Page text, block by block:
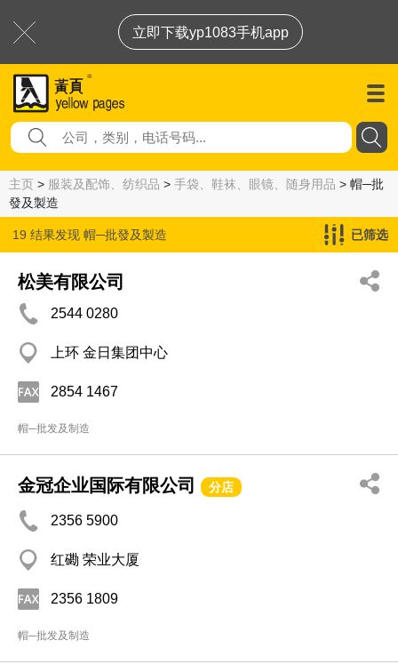
立即下载yp1083手机app
主页 > 服装及配饰、纺织品 > 手袋、鞋袜、眼镜、随身用品 > 帽─批
發及製造
19 结果发现 帽─批發及製造 已筛选
松美有限公司
2544 0280
上环 金日集团中心
2854 1467
帽─批发及制造
金冠企业国际有限公司 分店
2356 5900
红磡 荣业大厦
2356 1809
帽─批发及制造